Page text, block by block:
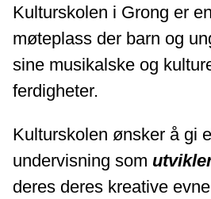
:Kulturskolen i Grong er
møteplass der barn og
sine musikalske og
ferdigheter.
Kulturskolen ønsker å gi
undervisning som
deres deres kreative